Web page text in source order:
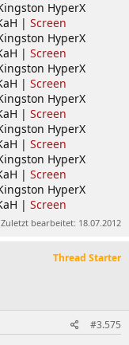
HyperX
| Screen
HyperX
| Screen
HyperX
| Screen
HyperX
| Screen
HyperX
| Screen
HyperX
| Screen
HyperX
| Screen
Zuletzt bearbeitet: 18.07.2012
Thread Starter
#3.575